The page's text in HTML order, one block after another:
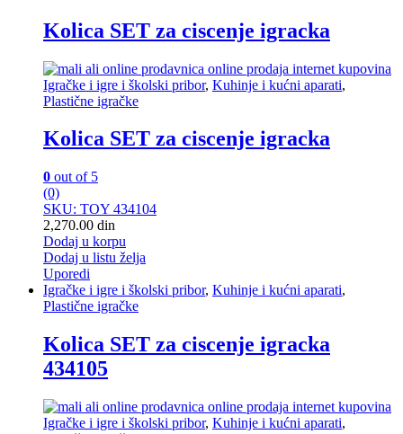
Kolica SET za ciscenje igracka
Igračke i igre i školski pribor, Kuhinje i kućni aparati,
Plastične igračke
Kolica SET za ciscenje igracka
0 out of 5
(0)
SKU: TOY 434104
2,270.00 din
Dodaj u korpu
Dodaj u listu želja
Uporedi
Igračke i igre i školski pribor, Kuhinje i kućni aparati,
Plastične igračke
Kolica SET za ciscenje igracka
434105
Igračke i igre i školski pribor, Kuhinje i kućni aparati,